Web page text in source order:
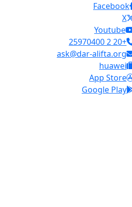
Facebook
X
Youtube
+20 2 25970400
ask@dar-alifta.org
huawei
App Store
Google Play